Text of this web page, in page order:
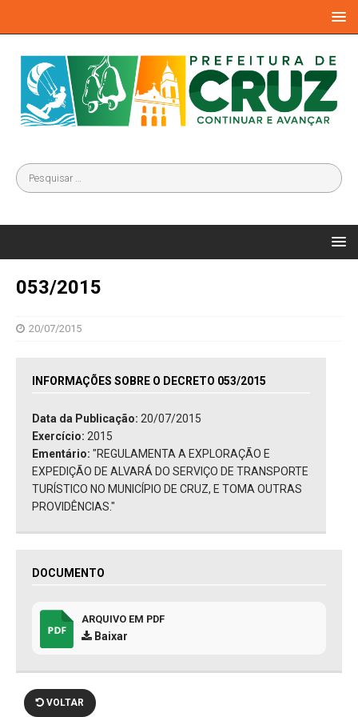
053/2015
20/07/2015
INFORMAÇÕES SOBRE O DECRETO 053/2015
Data da Publicação: 20/07/2015
Exercício: 2015
Ementário: "REGULAMENTA A EXPLORAÇÃO E
EXPEDIÇÃO DE ALVARÁ DO SERVIÇO DE TRANSPORTE
TURÍSTICO NO MUNICÍPIO DE CRUZ, E TOMA OUTRAS
PROVIDÊNCIAS."
DOCUMENTO
ARQUIVO EM PDF
Baixar
VOLTAR